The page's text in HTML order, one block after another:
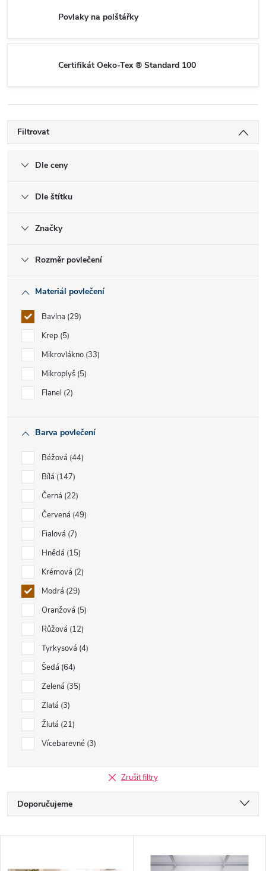
Povlaky na polštářky
Certifikát Oeko-Tex ® Standard 100
Filtrovat
Dle ceny
Dle štítku
Značky
Rozměr povlečení
Materiál povlečení
Bavlna 29
Krep 5
Mikrovlákno 33
Mikroplyš 5
Flanel 2
Barva povlečení
Béžová 44
Bílá 147
Černá 22
Červená 49
Fialová 7
Hnědá 15
Krémová 2
Modrá 29
Oranžová 5
Růžová 12
Tyrkysová 4
Šedá 64
Zelená 35
Zlatá 3
Žlutá 21
Vícebarevné 3
Zrušit filtry
Ř
a
Doporučujeme